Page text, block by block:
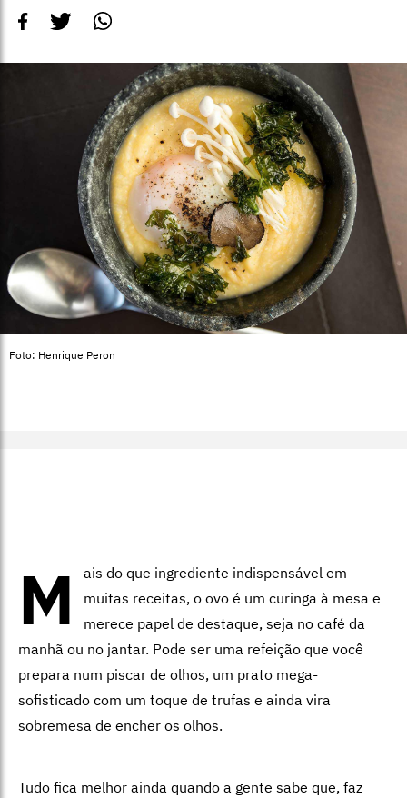
Foto: Henrique Peron
M
ais do que ingrediente indispensável em
muitas receitas, o ovo é um curinga à mesa e
merece papel de destaque, seja no café da
manhã ou no jantar. Pode ser uma refeição que você
prepara num piscar de olhos, um prato mega-
sofisticado com um toque de trufas e ainda vira
sobremesa de encher os olhos.
Tudo fica melhor ainda quando a gente sabe que, faz